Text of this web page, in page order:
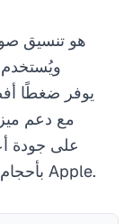
بأحجام أصغر لكن دعمها محدود خارج منظومة Apple.